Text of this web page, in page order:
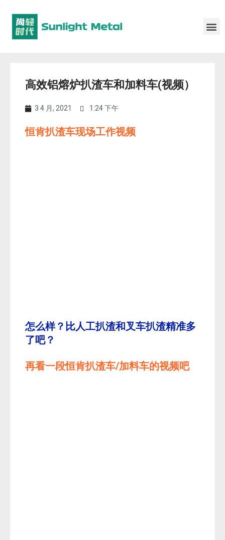
高效铝熔炉扒渣车和加料车(视频）
3 4 月, 2021 1:24 下午
恒肯扒渣车现场工作视频
怎么样？比人工扒渣和叉车扒渣精准多
了吧？
再看一段恒肯扒渣车/加料车的视频吧